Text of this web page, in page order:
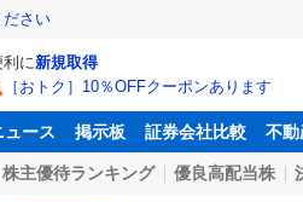
ださい
利に新規取得
［おトク］10％OFFクーポンあります
ュース 掲示板 証券会社比較 不動
株主優待ランキング 優良高配当株